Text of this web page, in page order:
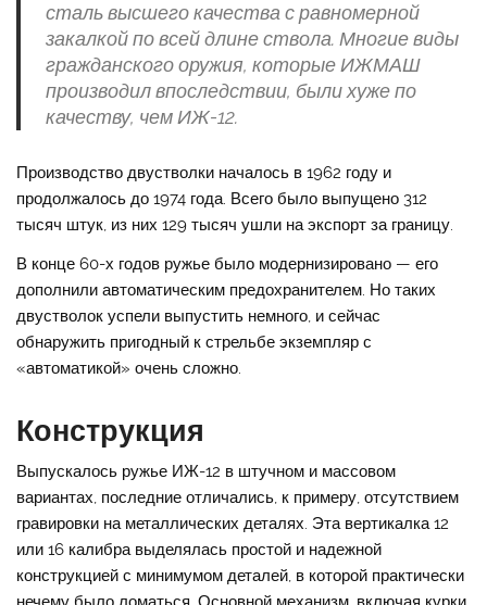
сталь высшего качества с равномерной
закалкой по всей длине ствола. Многие виды
гражданского оружия, которые ИЖМАШ
производил впоследствии, были хуже по
качеству, чем ИЖ-12.
Производство двустволки началось в 1962 году и
продолжалось до 1974 года. Всего было выпущено 312
тысяч штук, из них 129 тысяч ушли на экспорт за границу.
В конце 60-х годов ружье было модернизировано — его
дополнили автоматическим предохранителем. Но таких
двустволок успели выпустить немного, и сейчас
обнаружить пригодный к стрельбе экземпляр с
«автоматикой» очень сложно.
Конструкция
Выпускалось ружье ИЖ-12 в штучном и массовом
вариантах, последние отличались, к примеру, отсутствием
гравировки на металлических деталях. Эта вертикалка 12
или 16 калибра выделялась простой и надежной
конструкцией с минимумом деталей, в которой практически